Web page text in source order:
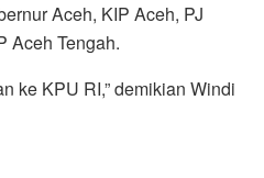
Aceh, KIP Aceh, PJ
Aceh Tengah.
ke KPU RI,” demikian Windi